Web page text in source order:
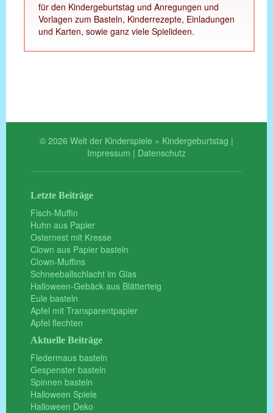
für den Kindergeburtstag und Anregungen und
Vorlagen zum Basteln, Kinderrezepte, Einladungen
und Karten, sowie ganz viele Spielideen.
© 2026 Welt der Kinderspiele » Kindergeburtstag |
Impressum | Datenschutz
Letzte Beiträge
Fisch-Muffin
Huhn aus Papier
Osternest mit Kresse
Clown aus Papier basteln
Clown-Muffins
Schneeballschlacht im Glas
Halloween-Gebäck aus Blätterteig
Eule basteln
Apfel mit Transparentpapier
Apfel flechten
Aktuelle Beiträge
Fledermaus basteln
Gespenster basteln
Spinnen basteln
Halloween Spiele
Halloween Deko